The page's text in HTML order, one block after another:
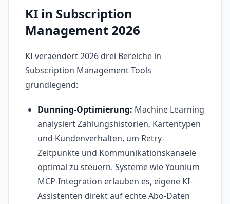
KI in Subscription
Management 2026
KI veraendert 2026 drei Bereiche in
Subscription Management Tools
grundlegend:
Dunning-Optimierung: Machine Learning
analysiert Zahlungshistorien, Kartentypen
und Kundenverhalten, um Retry-
Zeitpunkte und Kommunikationskanaele
optimal zu steuern. Systeme wie Younium
MCP-Integration erlauben es, eigene KI-
Assistenten direkt auf echte Abo-Daten